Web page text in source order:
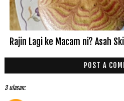
Rajin Lagi ke Macam ni? Asah
POST A
3 ulasan: